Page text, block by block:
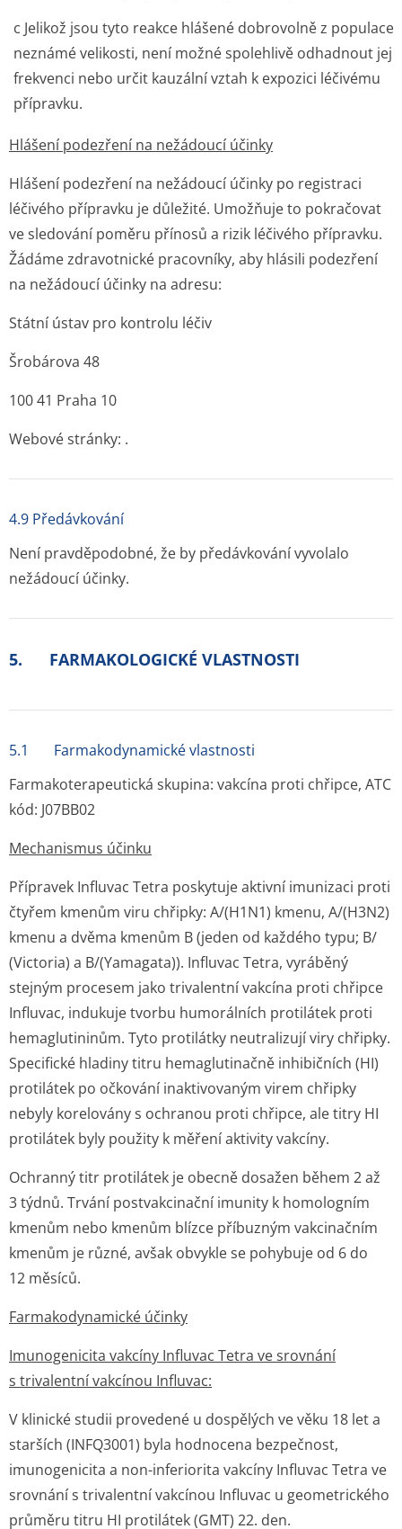
c Jelikož jsou tyto reakce hlášené dobrovolně z populace
neznámé velikosti, není možné spolehlivě odhadnout
frekvenci nebo určit kauzální vztah k expozici léčivému
přípravku.
Hlášení podezření na nežádoucí účinky
Hlášení podezření na nežádoucí účinky po registraci
léčivého přípravku je důležité. Umožňuje to pokračovat
ve sledování poměru přínosů a rizik léčivého přípravku.
Žádáme zdravotnické pracovníky, aby hlásili podezření
na nežádoucí účinky na adresu:
Státní ústav pro kontrolu léčiv
Šrobárova 48
100 41 Praha 10
Webové stránky: .
4.9 Předávkování
Není pravděpodobné, že by předávkování vyvolalo
nežádoucí účinky.
5. FARMAKOLOGICKÉ VLASTNOSTI
5.1 Farmakodynamické vlastnosti
Farmakoterapeutická skupina: vakcína proti chřipce, ATC
kód: J07BB02
Mechanismus účinku
Přípravek Influvac Tetra poskytuje aktivní imunizaci proti
čtyřem kmenům viru chřipky: A/(H1N1) kmenu, A/(H3N2)
kmenu a dvěma kmenům B (jeden od každého typu; B/
(Victoria) a B/(Yamagata)). Influvac Tetra, vyráběný
stejným procesem jako trivalentní vakcína proti chřipce
Influvac, indukuje tvorbu humorálních protilátek proti
hemaglutininům. Tyto protilátky neutralizují viry chřipky.
Specifické hladiny titru hemaglutinačně inhibičních (HI)
protilátek po očkování inaktivovaným virem chřipky
nebyly korelovány s ochranou proti chřipce, ale titry HI
protilátek byly použity k měření aktivity vakcíny.
Ochranný titr protilátek je obecně dosažen během 2 až
3 týdnů. Trvání postvakcinační imunity k homologním
kmenům nebo kmenům blízce příbuzným vakcinačním
kmenům je různé, avšak obvykle se pohybuje od 6 do
12 měsíců.
Farmakodynamické účinky
Imunogenicita vakcíny Influvac Tetra ve srovnání
s trivalentní vakcínou Influvac:
V klinické studii provedené u dospělých ve věku 18 let a
starších (INFQ3001) byla hodnocena bezpečnost,
imunogenicita a non-inferiorita vakcíny Influvac Tetra ve
srovnání s trivalentní vakcínou Influvac u geometrického
průměru titru HI protilátek (GMT) 22. den.